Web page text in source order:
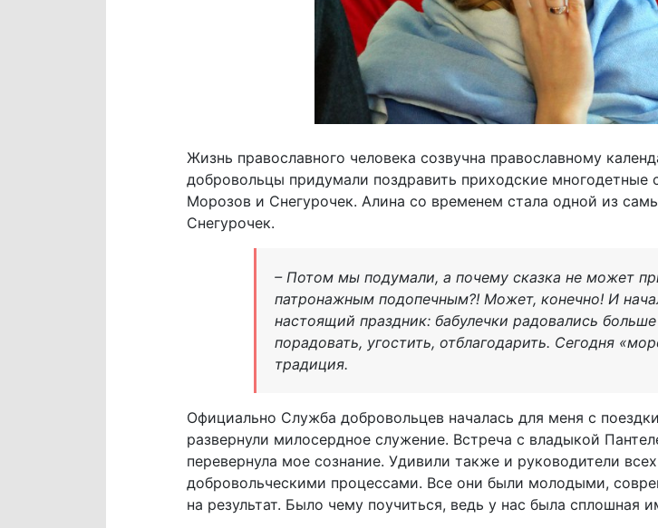
Жизнь православного человека созвучна православному
добровольцы придумали поздравить приходские
Морозов и Снегурочек. Алина со временем стала одной из
Снегурочек.
– Потом мы подумали, а почему сказка не может
патронажным подопечным?! Может, конечно! И
настоящий праздник: бабулечки радовались
порадовать, угостить, отблагодарить. Сегодня
традиция.
Официально Служба добровольцев началась для меня с
развернули милосердное служение. Встреча с владыкой
перевернула мое сознание. Удивили также и руководители
добровольческими процессами. Все они были молодыми,
на результат. Было чему поучиться, ведь у нас была сплошная